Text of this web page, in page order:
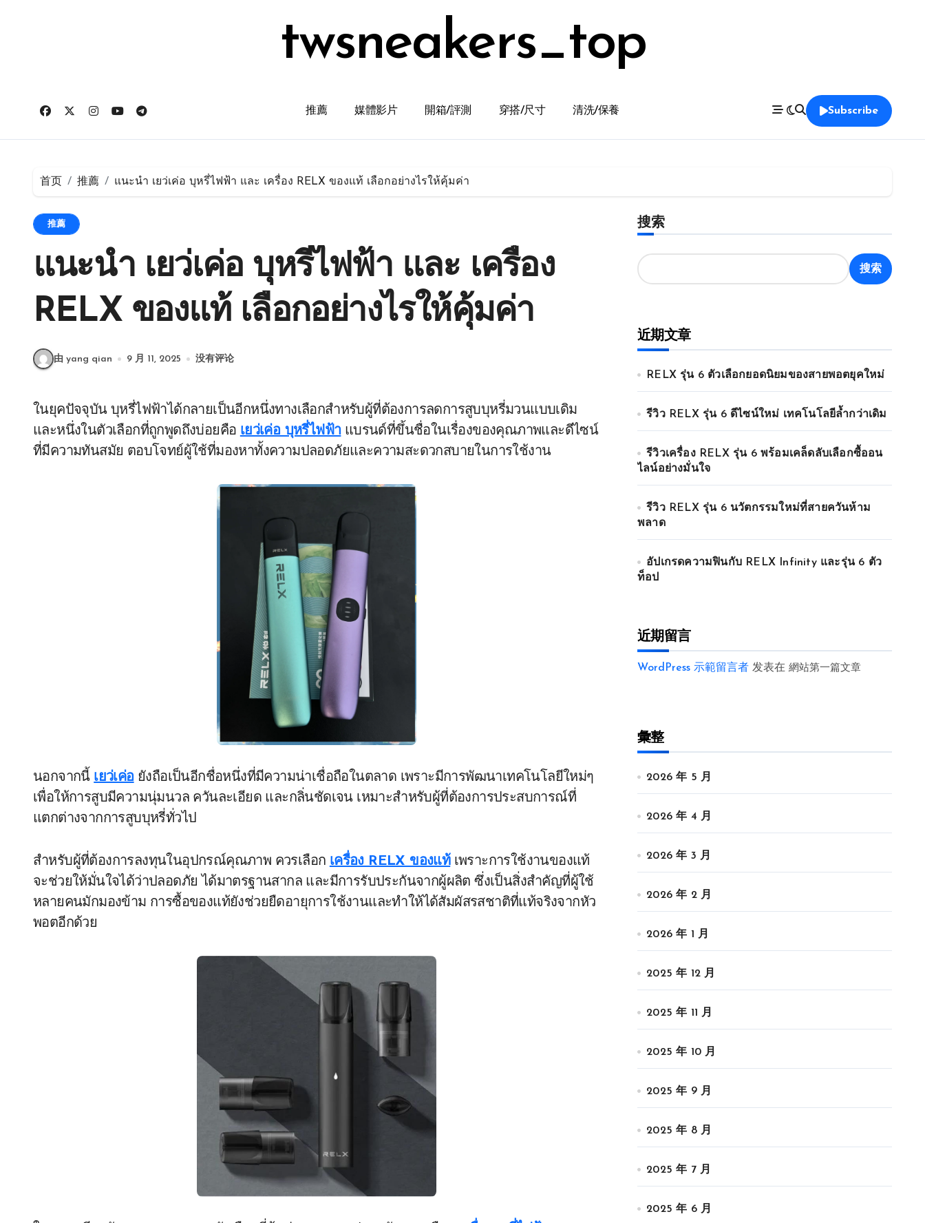
twsneakers_top
推薦 媒體影片 開箱/評測 穿搭/尺寸 清洗/保養 Subscribe
首页 推薦 แนะนำ เยว่เค่อ บุหรี่ไฟฟ้า และ เครื่อง RELX ของแท้ เลือกอย่างไรให้คุ้มค่า
推薦
แนะนำ เยว่เค่อ บุหรี่ไฟฟ้า และ เครื่อง
RELX ของแท้ เลือกอย่างไรให้คุ้มค่า
由 yang qian 9 月 11, 2025 没有评论
ในยุคปัจจุบัน บุหรี่ไฟฟ้าได้กลายเป็นอีกหนึ่งทางเลือกสำหรับผู้ที่ต้องการลดการสูบบุหรี่มวนแบบเดิม
และหนึ่งในตัวเลือกที่ถูกพูดถึงบ่อยคือ เยว่เค่อ บุหรี่ไฟฟ้าแบรนด์ที่ขึ้นชื่อในเรื่องของคุณภาพและดีไซน์
ที่มีความทันสมัย ตอบโจทย์ผู้ใช้ที่มองหาทั้งความปลอดภัยและความสะดวกสบายในการใช้งาน
นอกจากนี้ เยว่เค่อ ยังถือเป็นอีกชื่อหนึ่งที่มีความน่าเชื่อถือในตลาด เพราะมีการพัฒนาเทคโนโลยีใหม่ๆ
เพื่อให้การสูบมีความนุ่มนวล ควันละเอียด และกลิ่นชัดเจน เหมาะสำหรับผู้ที่ต้องการประสบการณ์ที่
แตกต่างจากการสูบบุหรี่ทั่วไป
สำหรับผู้ที่ต้องการลงทุนในอุปกรณ์คุณภาพ ควรเลือก เครื่อง RELX ของแท้เพราะการใช้งานของแท้
จะช่วยให้มั่นใจได้ว่าปลอดภัย ได้มาตรฐานสากล และมีการรับประกันจากผู้ผลิต ซึ่งเป็นสิ่งสำคัญที่ผู้ใช้
หลายคนมักมองข้าม การซื้อของแท้ยังช่วยยืดอายุการใช้งานและทำให้ได้สัมผัสรสชาติที่แท้จริงจากหัว
พอตอีกด้วย
搜索
搜索
近期文章
RELX รุ่น 6 ตัวเลือกยอดนิยมของสายพอตยุคใหม่
รีวิว RELX รุ่น 6 ดีไซน์ใหม่ เทคโนโลยีล้ำกว่าเดิม
รีวิวเครื่อง RELX รุ่น 6 พร้อมเคล็ดลับเลือกซื้ออน
ไลน์อย่างมั่นใจ
รีวิว RELX รุ่น 6 นวัตกรรมใหม่ที่สายควันห้าม
พลาด
อัปเกรดความฟินกับ RELX Infinity และรุ่น 6 ตัว
ท็อป
近期留言
WordPress 示範留言者 发表在 網站第一篇文章
彙整
2026 年 5 月
2026 年 4 月
2026 年 3 月
2026 年 2 月
2026 年 1 月
2025 年 12 月
2025 年 11 月
2025 年 10 月
2025 年 9 月
2025 年 8 月
2025 年 7 月
2025 年 6 月